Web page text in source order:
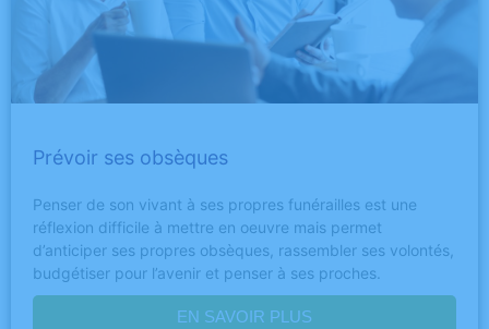
Prévoir ses obsèques
Penser de son vivant à ses propres funérailles est une
réflexion difficile à mettre en oeuvre mais permet
d’anticiper ses propres obsèques, rassembler ses volontés,
budgétiser pour l’avenir et penser à ses proches.
EN SAVOIR PLUS